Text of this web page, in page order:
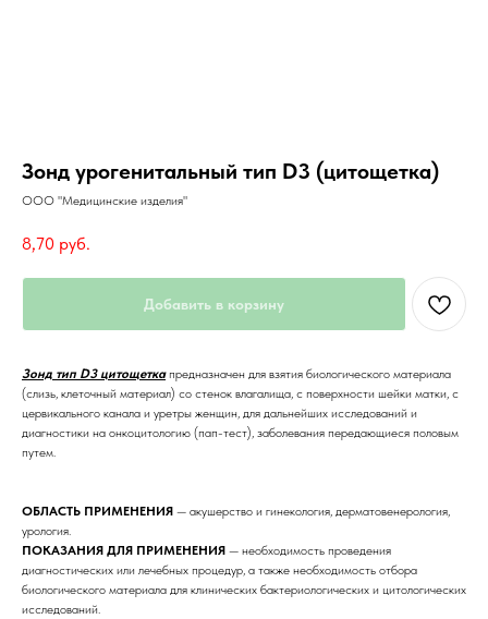
Зонд урогенитальный тип D3 (цитощетка)
ООО "Медицинские изделия"
8,70 руб.
Добавить в корзину
Зонд тип D3 цитощетка предназначен для взятия биологического материала
(слизь, клеточный материал) со стенок влагалища, с поверхности шейки матки, с
цервикального канала и уретры женщин, для дальнейших исследований и
диагностики на онкоцитологию (пап-тест), заболевания передающиеся половым
путем.
ОБЛАСТЬ ПРИМЕНЕНИЯ — акушерство и гинекология, дерматовенерология,
урология.
ПОКАЗАНИЯ ДЛЯ ПРИМЕНЕНИЯ — необходимость проведения
диагностических или лечебных процедур, а также необходимость отбора
биологического материала для клинических бактериологических и цитологических
исследований.